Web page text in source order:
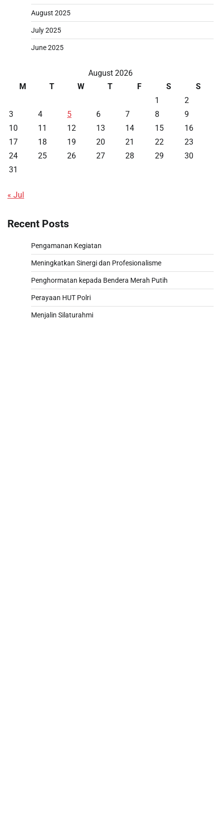
August 2025
July 2025
June 2025
August 2026
M
T W T F S
S
1
2
3
4 5 6 7 8
9
10
11 12 13 14 15
16
17
18 19 20 21 22
23
24
25 26 27 28 29
30
31
« Jul
Recent Posts
Pengamanan Kegiatan
Meningkatkan Sinergi dan Profesionalisme
Penghormatan kepada Bendera Merah Putih
Perayaan HUT Polri
Menjalin Silaturahmi